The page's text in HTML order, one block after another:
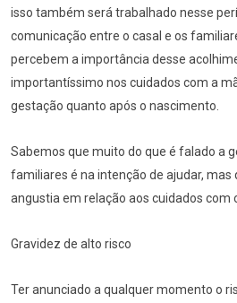
isso também será trabalhado nesse
comunicação entre o casal e os
percebem a importância desse
importantíssimo nos cuidados com a
gestação quanto após o nascimento.
Sabemos que muito do que é falado a
familiares é na intenção de ajudar, mas
angustia em relação aos cuidados com
Gravidez de alto risco
Ter anunciado a qualquer momento o